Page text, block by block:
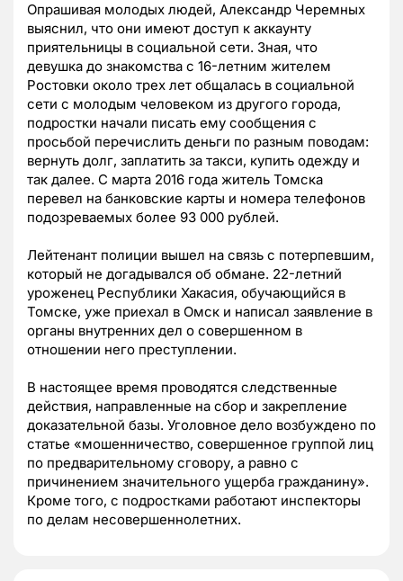
Опрашивая молодых людей, Александр Черемных
выяснил, что они имеют доступ к аккаунту
приятельницы в социальной сети. Зная, что
девушка до знакомства с 16-летним жителем
Ростовки около трех лет общалась в социальной
сети с молодым человеком из другого города,
подростки начали писать ему сообщения с
просьбой перечислить деньги по разным поводам:
вернуть долг, заплатить за такси, купить одежду и
так далее. С марта 2016 года житель Томска
перевел на банковские карты и номера телефонов
подозреваемых более 93 000 рублей.
Лейтенант полиции вышел на связь с потерпевшим,
который не догадывался об обмане. 22-летний
уроженец Республики Хакасия, обучающийся в
Томске, уже приехал в Омск и написал заявление в
органы внутренних дел о совершенном в
отношении него преступлении.
В настоящее время проводятся следственные
действия, направленные на сбор и закрепление
доказательной базы. Уголовное дело возбуждено по
статье «мошенничество, совершенное группой лиц
по предварительному сговору, а равно с
причинением значительного ущерба гражданину».
Кроме того, с подростками работают инспекторы
по делам несовершеннолетних.